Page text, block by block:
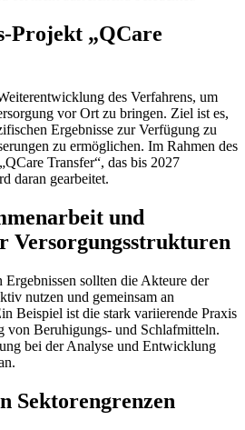
Projekt „QCare
des Verfahrens, um
vor Ort zu bringen. Ziel ist es,
Ergebnisse zur Verfügung zu
zu ermöglichen. Im Rahmen des
Transfer“, das bis 2027
daran gearbeitet.
und
Versorgungsstrukturen
sollten die Akteure der
nutzen und gemeinsam an
Beispiel ist die stark variierende Praxis
von Beruhigungs- und Schlafmitteln.
bei der Analyse und Entwicklung
Sektorengrenzen